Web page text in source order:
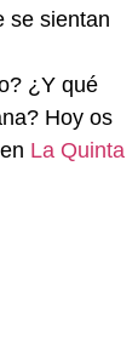
se sientan
¿Y qué
Hoy os
La Quinta